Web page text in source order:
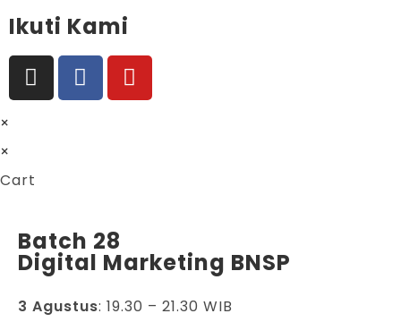
Ikuti Kami
×
×
Cart
Batch 28
Digital Marketing BNSP
3 Agustus: 19.30 – 21.30 WIB